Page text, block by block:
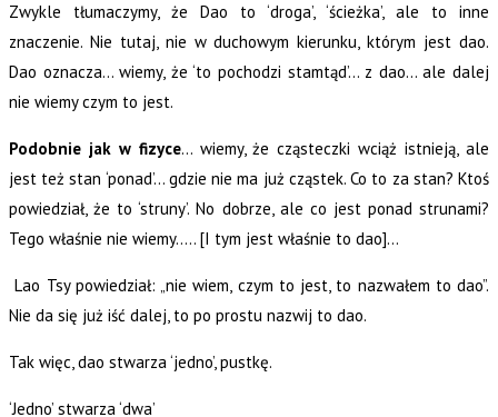
Zwykle tłumaczymy, że Dao to ‘droga’, ‘ścieżka’, ale to inne
znaczenie. Nie tutaj, nie w duchowym kierunku, którym jest dao.
Dao oznacza… wiemy, że ‘to pochodzi stamtąd’… z dao… ale dalej
nie wiemy czym to jest.
Podobnie jak w fizyce… wiemy, że cząsteczki wciąż istnieją, ale
jest też stan ‘ponad’… gdzie nie ma już cząstek. Co to za stan? Ktoś
powiedział, że to ‘struny’. No dobrze, ale co jest ponad strunami?
Tego właśnie nie wiemy….. [I tym jest właśnie to dao]…
Lao Tsy powiedział: „nie wiem, czym to jest, to nazwałem to dao”.
Nie da się już iść dalej, to po prostu nazwij to dao.
Tak więc, dao stwarza ‘jedno’, pustkę.
‘Jedno’ stwarza ‘dwa’